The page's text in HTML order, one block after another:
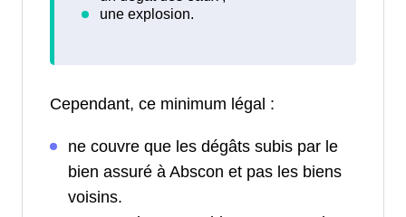
Cependant, ce minimum légal :
ne couvre que les dégâts subis par le
bien assuré à Abscon et pas les biens
voisins.